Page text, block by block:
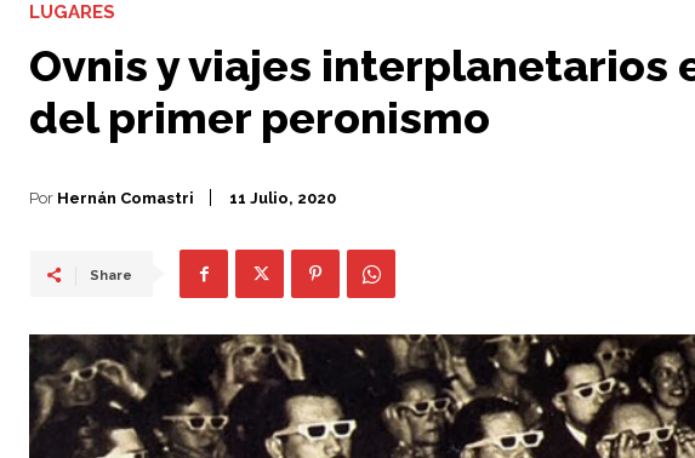
LUGARES
Ovnis y viajes interplanetarios
del primer peronismo
Por Hernán Comastri 11 Julio, 2020
Share